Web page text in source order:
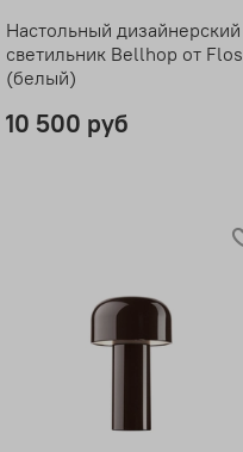
Настольный дизайнерский
светильник Bellhop от Flos
(белый)
10 500 руб